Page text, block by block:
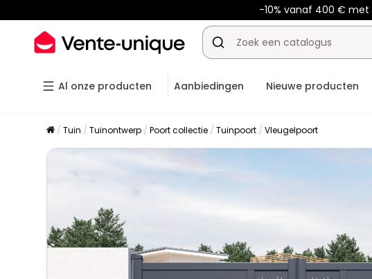
-10% vanaf 400 € met
Al onze producten Aanbiedingen Nieuwe producten
Tuin Tuinontwerp Poort collectie Tuinpoort Vleugelpoort